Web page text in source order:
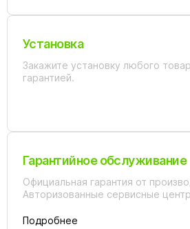
Установка
Закажите установку любого
гарантией.
Гарантийное обслуживание
Официальная гарантия от
Авторизованные сервисные
Подробнее